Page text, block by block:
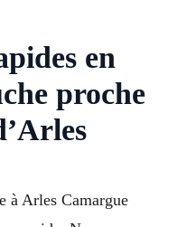
en
proche
à Arles Camargue